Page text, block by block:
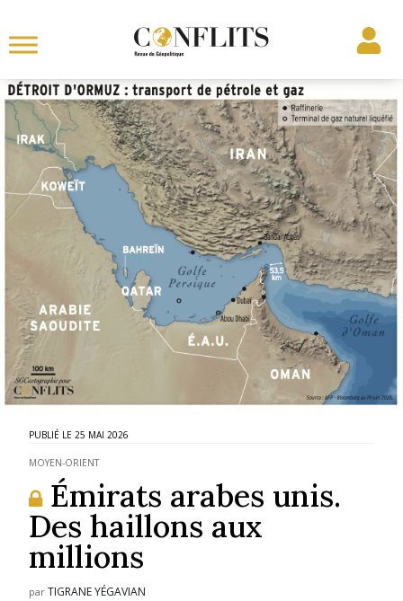
25 MAI 2026
MOYEN-ORIENT
Émirats arabes unis.
Des haillons aux
millions
parTIGRANE YÉGAVIAN